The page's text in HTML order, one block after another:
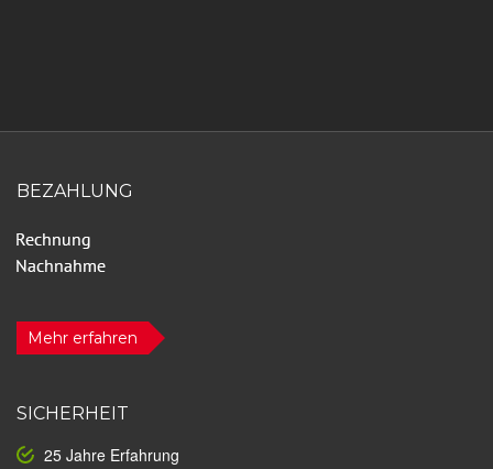
BEZAHLUNG
Mehr erfahren
SICHERHEIT
25 Jahre Erfahrung